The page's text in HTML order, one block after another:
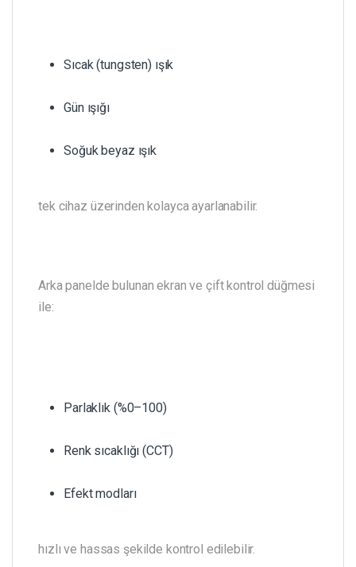
Sıcak (tungsten) ışık
Gün ışığı
Soğuk beyaz ışık
tek cihaz üzerinden kolayca ayarlanabilir.
Arka panelde bulunan ekran ve çift kontrol düğmesi
ile:
Parlaklık (%0–100)
Renk sıcaklığı (CCT)
Efekt modları
hızlı ve hassas şekilde kontrol edilebilir.